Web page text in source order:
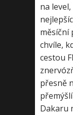
na
měsíční
chvíle,
cestou
přesně
Dakaru